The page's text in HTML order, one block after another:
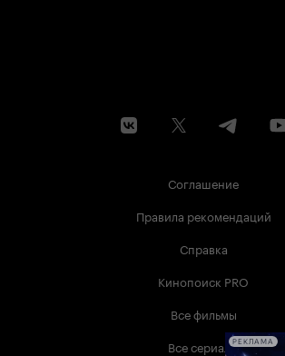
Соглашение
Правила рекомендаций
Справка
Кинопоиск PRO
Все фильмы
Все сериалыРЕКЛАМА